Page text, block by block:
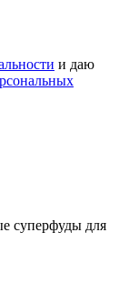
и даю
суперфуды для